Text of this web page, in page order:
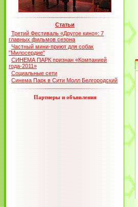
Статьи
Третий Фестиваль «Другое кино»: 7
главных фильмов сезона
Частный мини-приют для собак
"Милосердие"
СИНЕМА ПАРК признан «Компанией
года-2011»
Социальные сети
Синема Парк в Сити Молл Белгородский
Партнеры и объявления